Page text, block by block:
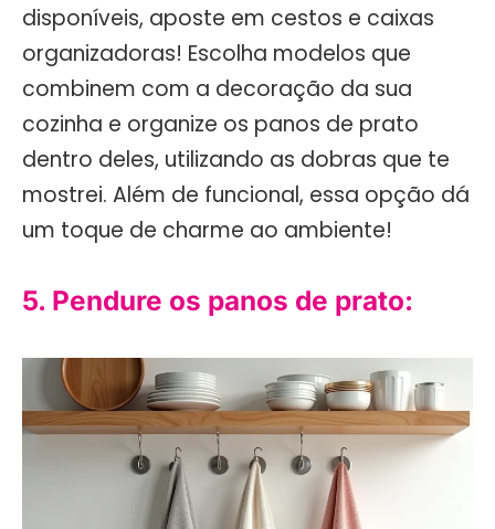
disponíveis, aposte em cestos e caixas
organizadoras! Escolha modelos que
combinem com a decoração da sua
cozinha e organize os panos de prato
dentro deles, utilizando as dobras que te
mostrei. Além de funcional, essa opção dá
um toque de charme ao ambiente!
5. Pendure os panos de prato: